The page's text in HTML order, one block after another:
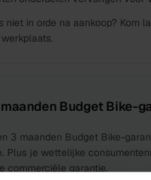
niet in orde na aankoop? Kom
Budget Bike-
3 maanden Budget Bike-
Plus je wettelijke
commerciële garantie.